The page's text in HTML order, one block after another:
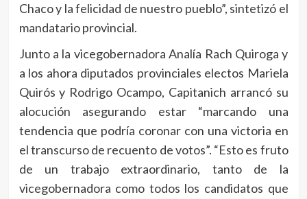
Chaco y la felicidad de nuestro pueblo”, sintetizó el
mandatario provincial.
Junto a la vicegobernadora Analía Rach Quiroga y
a los ahora diputados provinciales electos Mariela
Quirós y Rodrigo Ocampo, Capitanich arrancó su
alocución asegurando estar “marcando una
tendencia que podría coronar con una victoria en
el transcurso de recuento de votos”. “Esto es fruto
de un trabajo extraordinario, tanto de la
vicegobernadora como todos los candidatos que